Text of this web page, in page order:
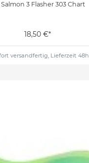
Salmon 3 Flasher 303 Chart
18,50 €*
versandfertig, Lieferzeit 48h